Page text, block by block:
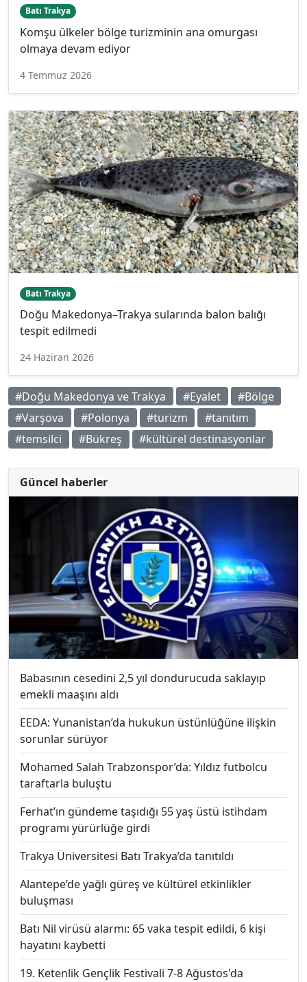
Batı Trakya
Komşu ülkeler bölge turizminin ana omurgası
olmaya devam ediyor
4 Temmuz 2026
Batı Trakya
Doğu Makedonya–Trakya sularında balon balığı
tespit edilmedi
24 Haziran 2026
#Doğu Makedonya ve Trakya #Eyalet
#Bölge
#Varşova
#Polonya #turizm
#tanıtım
#temsilci
#Bükreş #kültürel destinasyonlar
Güncel haberler
Babasının cesedini 2,5 yıl dondurucuda saklayıp
emekli maaşını aldı
EEDA: Yunanistan’da hukukun üstünlüğüne ilişkin
sorunlar sürüyor
Mohamed Salah Trabzonspor’da: Yıldız futbolcu
taraftarla buluştu
Ferhat’ın gündeme taşıdığı 55 yaş üstü istihdam
programı yürürlüğe girdi
Trakya Üniversitesi Batı Trakya’da tanıtıldı
Alantepe’de yağlı güreş ve kültürel etkinlikler
buluşması
Batı Nil virüsü alarmı: 65 vaka tespit edildi, 6 kişi
hayatını kaybetti
19. Ketenlik Gençlik Festivali 7-8 Ağustos'da